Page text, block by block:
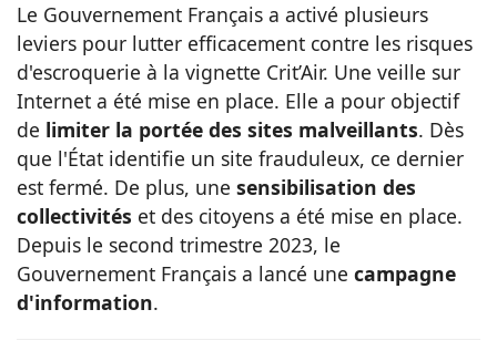
Le Gouvernement Français a activé plusieurs
leviers pour lutter efficacement contre les risques
d'escroquerie à la vignette Crit’Air. Une veille sur
Internet a été mise en place. Elle a pour objectif
de limiter la portée des sites malveillants. Dès
que l'État identifie un site frauduleux, ce dernier
est fermé. De plus, une sensibilisation des
collectivités et des citoyens a été mise en place.
Depuis le second trimestre 2023, le
Gouvernement Français a lancé une campagne
d'information.